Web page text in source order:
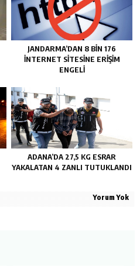
JANDARMA’DAN 8 BİN 176
İNTERNET SİTESİNE ERİŞİM
ENGELİ
ADANA’DA 27,5 KG ESRAR
YAKALATAN 4 ZANLI TUTUKLANDI
Yorum Yok